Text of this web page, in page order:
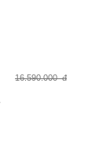
16.590.000 đ